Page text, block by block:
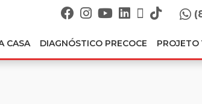
CASA DIAGNÓSTICO PRECOCE PROJETO